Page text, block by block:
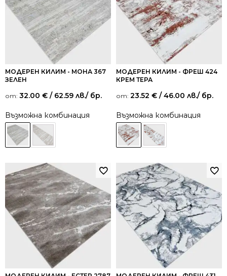
МОДЕРЕН КИЛИМ - МОНА 367
ЗЕЛЕН
от: 32.00 € / 62.59 лв./ бр.
Възможна комбинация
МОДЕРЕН КИЛИМ - ФРЕШ 424
КРЕМ ТЕРА
от: 23.52 € / 46.00 лв./ бр.
Възможна комбинация